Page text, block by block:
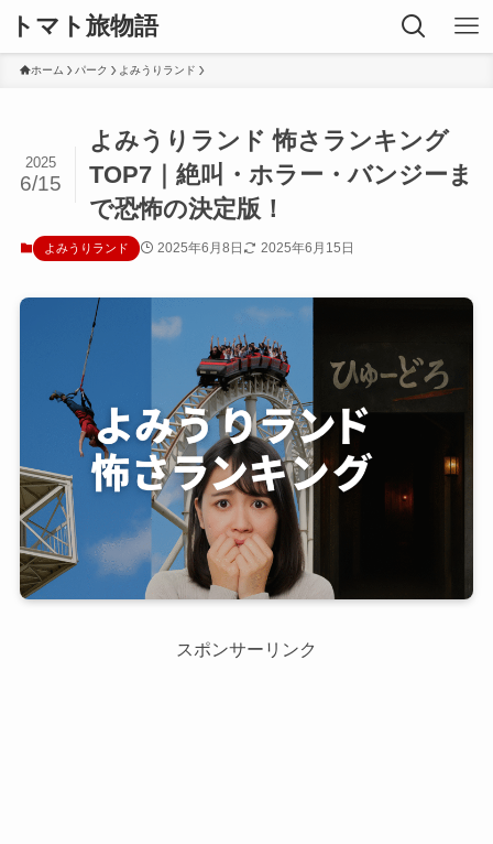
トマト旅物語
ホーム パーク よみうりランド
よみうりランド 怖さランキング
TOP7｜絶叫・ホラー・バンジーま
で恐怖の決定版！
2025
6/15
よみうりランド 2025年6月8日 2025年6月15日
スポンサーリンク